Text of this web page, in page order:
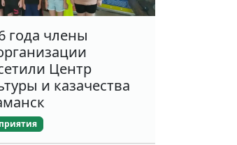
года члены
Центр
и казачества